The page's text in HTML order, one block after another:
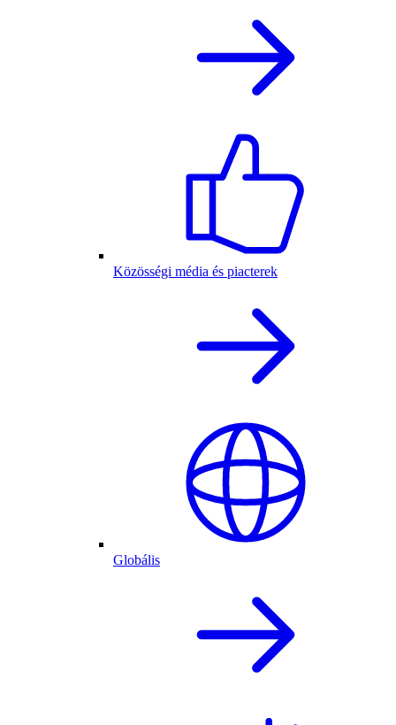
Közösségi média és piacterek
Globális